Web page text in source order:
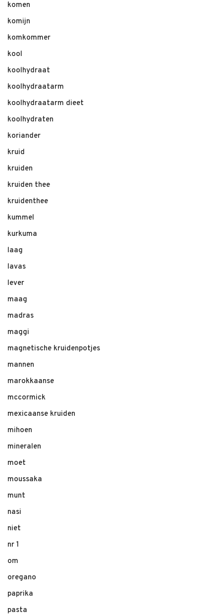
komen
komijn
komkommer
kool
koolhydraat
koolhydraatarm
koolhydraatarm dieet
koolhydraten
koriander
kruid
kruiden
kruiden thee
kruidenthee
kummel
kurkuma
laag
lavas
lever
maag
madras
maggi
magnetische kruidenpotjes
mannen
marokkaanse
mccormick
mexicaanse kruiden
mihoen
mineralen
moet
moussaka
munt
nasi
niet
nr 1
om
oregano
paprika
pasta